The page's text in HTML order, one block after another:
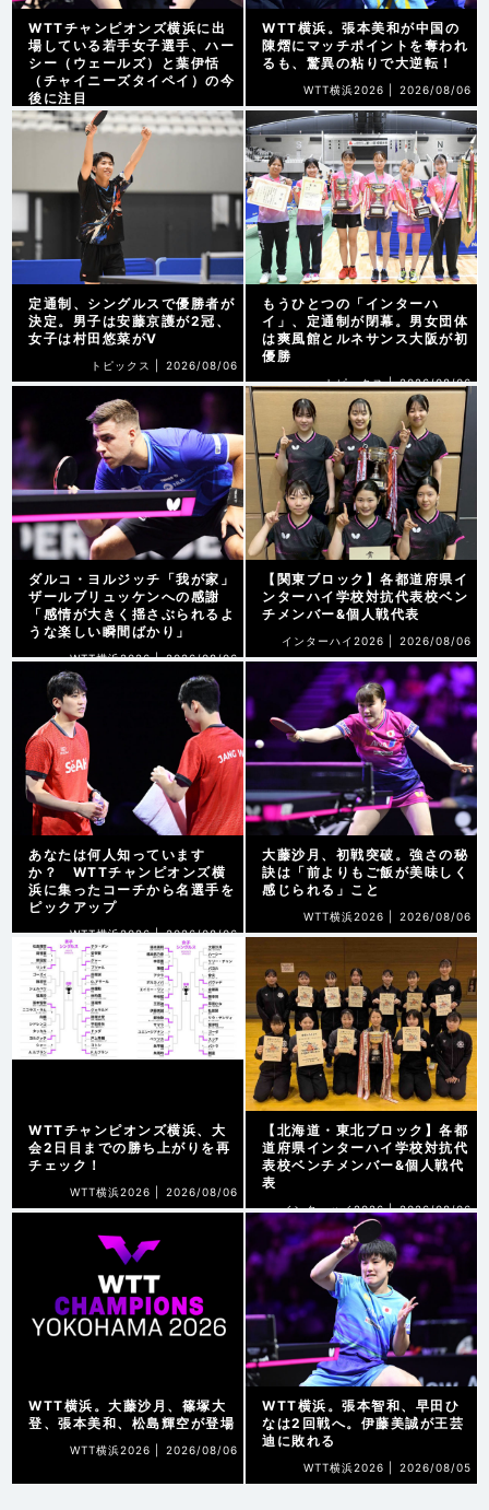
WTTチャンピオンズ横浜に出
場している若手女子選手、ハー
シー（ウェールズ）と葉伊恬
（チャイニーズタイペイ）の今
後に注目
WTT横浜2026 | 2026/08/07
WTT横浜。張本美和が中国の
陳熠にマッチポイントを奪われ
るも、驚異の粘りで大逆転！
WTT横浜2026 | 2026/08/06
定通制、シングルスで優勝者が
決定。男子は安藤京護が2冠、
女子は村田悠菜がV
トピックス | 2026/08/06
もうひとつの「インターハ
イ」、定通制が閉幕。男女団体
は爽風館とルネサンス大阪が初
優勝
トピックス | 2026/08/06
ダルコ・ヨルジッチ「我が家」
ザールブリュッケンへの感謝
「感情が大きく揺さぶられるよ
うな楽しい瞬間ばかり」
WTT横浜2026 | 2026/08/06
【関東ブロック】各都道府県イ
ンターハイ学校対抗代表校ベン
チメンバー&個人戦代表
インターハイ2026 | 2026/08/06
あなたは何人知っています
か？ WTTチャンピオンズ横
浜に集ったコーチから名選手を
ピックアップ
WTT横浜2026 | 2026/08/06
大藤沙月、初戦突破。強さの秘
訣は「前よりもご飯が美味しく
感じられる」こと
WTT横浜2026 | 2026/08/06
WTTチャンピオンズ横浜、大
会2日目までの勝ち上がりを再
チェック！
WTT横浜2026 | 2026/08/06
【北海道・東北ブロック】各都
道府県インターハイ学校対抗代
表校ベンチメンバー&個人戦代
表
インターハイ2026 | 2026/08/06
WTT横浜。大藤沙月、篠塚大
登、張本美和、松島輝空が登場
WTT横浜2026 | 2026/08/06
WTT横浜。張本智和、早田ひ
なは2回戦へ。伊藤美誠が王芸
迪に敗れる
WTT横浜2026 | 2026/08/05